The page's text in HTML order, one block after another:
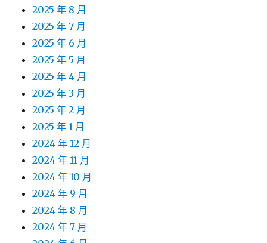
2025 年 8 月
2025 年 7 月
2025 年 6 月
2025 年 5 月
2025 年 4 月
2025 年 3 月
2025 年 2 月
2025 年 1 月
2024 年 12 月
2024 年 11 月
2024 年 10 月
2024 年 9 月
2024 年 8 月
2024 年 7 月